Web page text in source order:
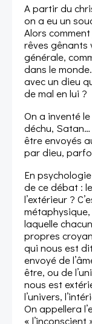
A partir du
on a eu un
Alors
rêves gênants
générale,
dans le
avec un dieu
de mal en lui ?
On a inventé
déchu,
être envoyés
par dieu,
En
de ce débat :
l’extérieur ?
laquelle
propres
qui nous est
envoyé de
être, ou de
nous est
l’univers,
On appellera
«